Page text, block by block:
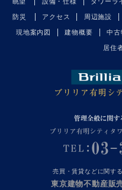
防災 アクセス 周辺施設
現地案内図 建物概要 中古
居住
売買・賃貸などに関す
東京建物不動産販